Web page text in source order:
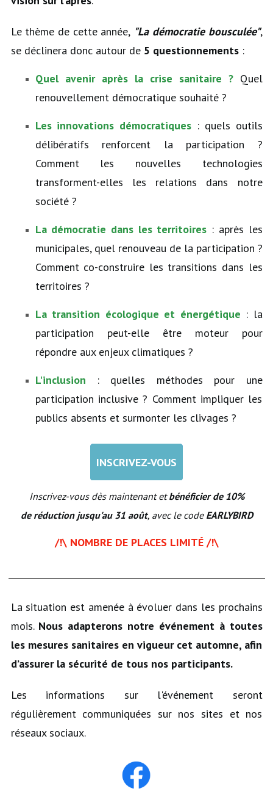
Le thème de cette année, "La démocratie bousculée",
se déclinera donc autour de 5 questionnements :
Quel avenir après la crise sanitaire ?Quel
renouvellement démocratique souhaité ?
Les innovations démocratiques : quels outils
délibératifs renforcent la participation ?
Comment les nouvelles technologies
transforment-elles les relations dans notre
société ?
La démocratie dans les territoires : après les
municipales, quel renouveau de la participation ?
Comment co-construire les transitions dans les
territoires ?
La transition écologique et énergétique : la
participation peut-elle être moteur pour
répondre aux enjeux climatiques ?
L'inclusion : quelles méthodes pour une
participation inclusive ? Comment impliquer les
publics absents et surmonter les clivages ?
INSCRIVEZ-VOUS
Inscrivez-vous dès maintenant etbénéficier de 10%
de réduction jusqu'au 31 août, avec le code EARLYBIRD
/!\ NOMBRE DE PLACES LIMITÉ /!\
La situation est amenée à évoluer dans les prochains
mois. Nous adapterons notre événement à toutes
les mesures sanitaires en vigueur cet automne, afin
d’assurer la sécurité de tous nos participants.
Les informations sur l'événement seront
régulièrement communiquées sur nos sites et nos
réseaux sociaux.